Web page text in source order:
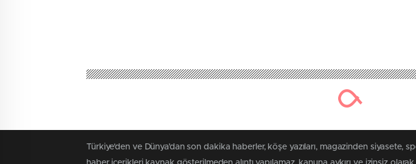
Türkiye'den ve Dünya’dan son dakika haberler, köşe yazıları, magazinden